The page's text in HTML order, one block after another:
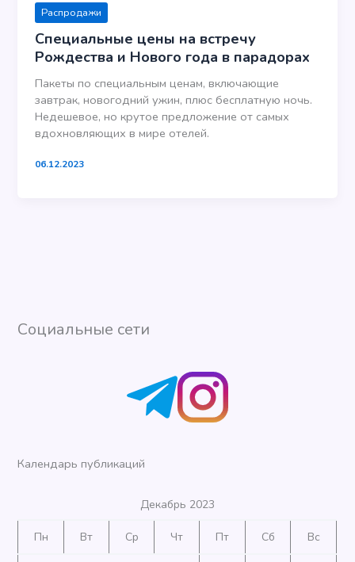
Распродажи
Специальные цены на встречу
Рождества и Нового года в парадорах
Пакеты по специальным ценам, включающие
завтрак, новогодний ужин, плюс бесплатную ночь.
Недешевое, но крутое предложение от самых
вдохновляющих в мире отелей.
06.12.2023
Социальные сети
Календарь публикаций
Декабрь 2023
Пн Вт Ср Чт Пт Сб Вс